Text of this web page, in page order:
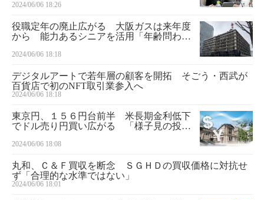
2024/06/06 18:26
役職定年の廃止広がる 大阪ガスは来年度
から 能力あるシニアを活用「年齢問わず
2024/06/06 18:18
デジタルアートで若年層の顧客を開拓 そごう・西武が
百貨店で初のNFT取引業参入へ
2024/06/06 18:18
東京円、１５６円台前半 米長期金利低下
でドル売り円買い広がる 「様子見の投資
2024/06/06 18:08
丸和、Ｃ＆Ｆ買収を断念 ＳＧＨＤの買収価格に対抗せ
ず「合理的な水準ではない」
2024/06/06 18:01